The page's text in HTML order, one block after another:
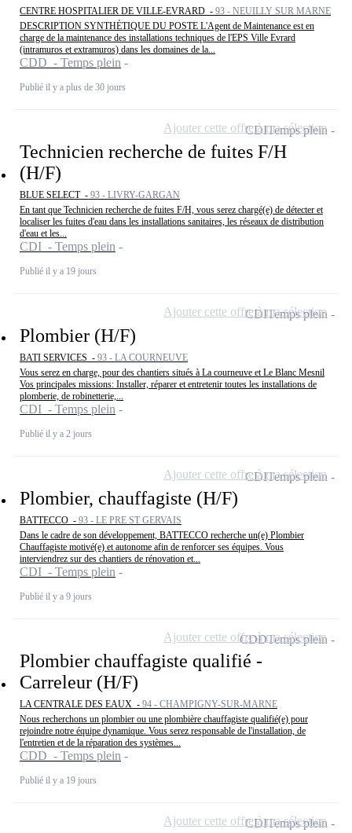
CENTRE HOSPITALIER DE VILLE-EVRARD - 93 - NEUILLY SUR MARNE
DESCRIPTION SYNTHÉTIQUE DU POSTE L'Agent de Maintenance est en
charge de la maintenance des installations techniques de l'EPS Ville Evrard
(intramuros et extramuros) dans les domaines de la...
CDD - Temps plein
Publié il y a plus de 30 jours
Technicien recherche de fuites F/H
(H/F)
BLUE SELECT - 93 - LIVRY-GARGAN
En tant que Technicien recherche de fuites F/H, vous serez chargé(e) de détecter et
localiser les fuites d'eau dans les installations sanitaires, les réseaux de distribution
d'eau et les...
CDI - Temps plein
Publié il y a 19 jours
CDITemps plein
Ajouter cette offre à ma sélection
Plombier (H/F)
BATI SERVICES - 93 - LA COURNEUVE
Vous serez en charge, pour des chantiers situés à La courneuve et Le Blanc Mesnil
Vos principales missions: Installer, réparer et entretenir toutes les installations de
plomberie, de robinetterie,...
CDI - Temps plein
Publié il y a 2 jours
CDITemps plein
Ajouter cette offre à ma sélection
Plombier, chauffagiste (H/F)
BATTECCO - 93 - LE PRE ST GERVAIS
Dans le cadre de son développement, BATTECCO recherche un(e) Plombier
Chauffagiste motivé(e) et autonome afin de renforcer ses équipes. Vous
interviendrez sur des chantiers de rénovation et...
CDI - Temps plein
Publié il y a 9 jours
CDITemps plein
Ajouter cette offre à ma sélection
Plombier chauffagiste qualifié -
Carreleur (H/F)
LA CENTRALE DES EAUX - 94 - CHAMPIGNY-SUR-MARNE
Nous recherchons un plombier ou une plombière chauffagiste qualifié(e) pour
rejoindre notre équipe dynamique. Vous serez responsable de l'installation, de
l'entretien et de la réparation des systèmes...
CDD - Temps plein
Publié il y a 19 jours
CDDTemps plein
Ajouter cette offre à ma sélection
CDITemps plein
Ajouter cette offre à ma sélection